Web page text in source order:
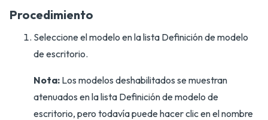
Procedimiento
Seleccione el modelo en la lista Definición de modelo
de escritorio.
Nota: Los modelos deshabilitados se muestran
atenuados en la lista Definición de modelo de
escritorio, pero todavía puede hacer clic en el nombre